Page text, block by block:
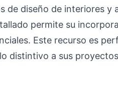
de diseño de interiores y
permite su
Este recurso es
distintivo a sus